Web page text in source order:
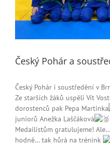
Český Pohár a
Český Pohár i soustředění v
Ze starších žáků uspěli Vít
dorostenců pak Pepa Martinka
juniorů Anežka Laščáková
Medailistům gratulujeme!
hodně… tak hůrá na trénink